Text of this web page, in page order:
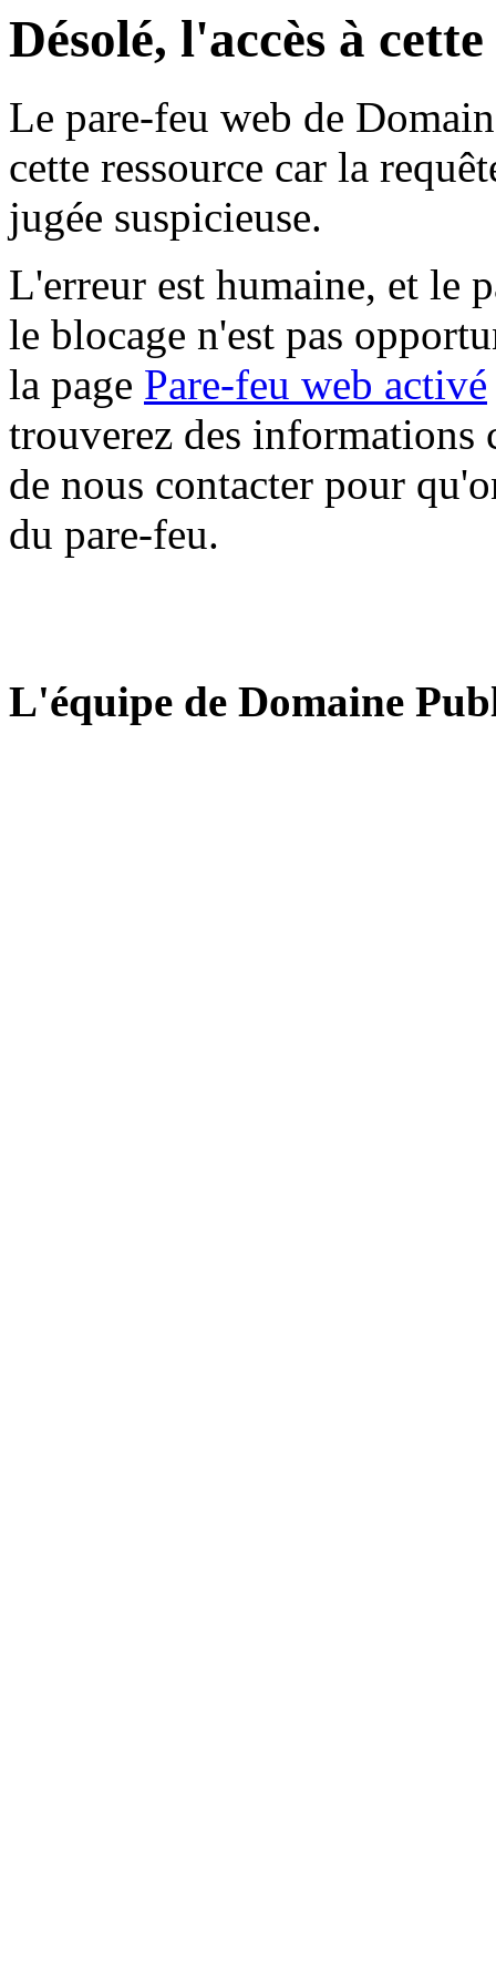
Désolé, l'accès à
Le pare-feu web de
cette ressource car la
jugée suspicieuse.
L'erreur est humaine, et le
le blocage n'est pas
la page Pare-feu web activé
trouverez des informations
de nous contacter pour
du pare-feu.
L'équipe de Domaine